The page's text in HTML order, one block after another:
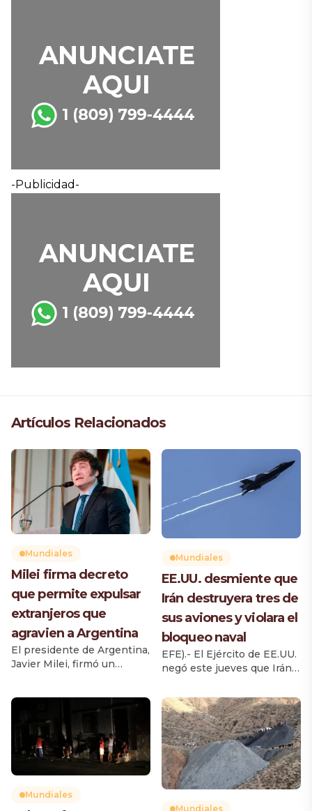
-Publicidad-
Artículos Relacionados
Mundiales
Milei firma decreto
que permite expulsar
extranjeros que
agravien a Argentina
El presidente de Argentina,
Javier Milei, firmó un
nuevas causas para impedir
el ingreso al país o cancelar
residencias de extranjeros
que hayan realizado
acciones consideradas
como agravios contra los
argentinos, su cultura o su
Mundiales
EE.UU. desmiente que
Irán destruyera tres de
sus aviones y violara el
bloqueo naval
EFE).- El Ejército de EE.UU.
negó este jueves que Irán
aviones caza F-35 en un
ataque a una base aérea de
Jordania, y que un
petrolero haya violado el
bloqueo naval a los puertos
iraníes, como han
reportado medios de la
República Islámica. El
Comando Central del
Mundiales
Mundiales